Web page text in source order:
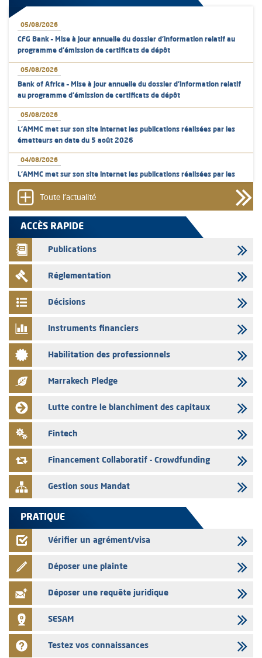
05/08/2026
CFG Bank – Mise à jour annuelle du dossier d’information relatif au
programme d'émission de certificats de dépôt
05/08/2026
Bank of Africa – Mise à jour annuelle du dossier d’information relatif
au programme d'émission de certificats de dépôt
05/08/2026
L’AMMC met sur son site internet les publications réalisées par les
émetteurs en date du 5 août 2026
04/08/2026
L’AMMC met sur son site internet les publications réalisées par les
03/08/2026
Saham Bank – Mise à jour annuelle du dossier d’information relatif au
programme d'émission de certificats de dépôt
03/08/2026
L’AMMC met sur son site internet les publications réalisées par les
émetteurs en date du 3 août 2026
Liste des agréments et visas d'OPCVM accordés par l'AMMC pour le
03/08/2026
L' AMMC publie les indicateurs mensuels du marché des capitaux pour
le mois de Juin 2026
31/07/2026
L’AMMC met sur son site internet les publications réalisées par les
émetteurs du 30 au 31 juillet 2026
31/07/2026
VEOLIA ENVIRONNEMENT – L’AMMC vise le prospectus définitif relatif
à l'augmentation de capital réservée aux salariés du groupe
Toute l'actualité
ACCÈS RAPIDE
Publications
Réglementation
Décisions
Instruments financiers
Habilitation des professionnels
Marrakech Pledge
Lutte contre le blanchiment des capitaux
Fintech
Financement Collaboratif - Crowdfunding
Gestion sous Mandat
PRATIQUE
Vérifier un agrément/visa
Déposer une plainte
Déposer une requête juridique
SESAM
Testez vos connaissances